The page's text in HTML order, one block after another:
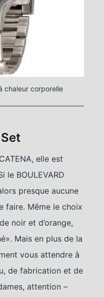
chaleur corporelle
elle est
le BOULEVARD
presque aucune
faire. Même le choix
noir et d’orange,
Mais en plus de la
vous attendre à
de fabrication et de
attention –